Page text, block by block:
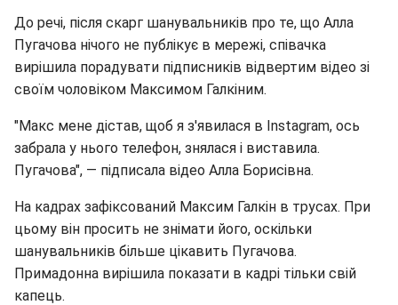
До речі, після скарг шанувальників про те, що Алла
Пугачова нічого не публікує в мережі, співачка
вирішила порадувати підписників відвертим відео зі
своїм чоловіком Максимом Галкіним.
"Макс мене дістав, щоб я з'явилася в Instagram, ось
забрала у нього телефон, знялася і виставила.
Пугачова", — підписала відео Алла Борисівна.
На кадрах зафіксований Максим Галкін в трусах. При
цьому він просить не знімати його, оскільки
шанувальників більше цікавить Пугачова.
Примадонна вирішила показати в кадрі тільки свій
капець.